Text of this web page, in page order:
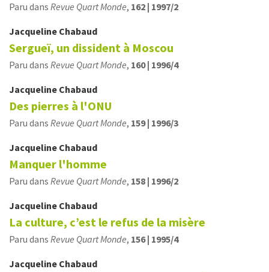
Paru dans Revue Quart Monde, 162 | 1997/2
Jacqueline Chabaud
Sergueï, un dissident à Moscou
Paru dans Revue Quart Monde, 160 | 1996/4
Jacqueline Chabaud
Des pierres à l'ONU
Paru dans Revue Quart Monde, 159 | 1996/3
Jacqueline Chabaud
Manquer l'homme
Paru dans Revue Quart Monde, 158 | 1996/2
Jacqueline Chabaud
La culture, c’est le refus de la misère
Paru dans Revue Quart Monde, 156 | 1995/4
Jacqueline Chabaud